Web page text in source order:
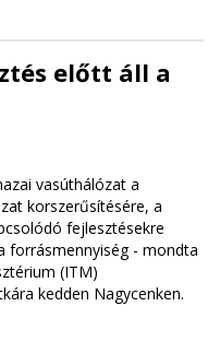
előtt áll a
vasúthálózat a
korszerűsítésére, a
fejlesztésekre
forrásmennyiség - mondta
(ITM)
kedden Nagycenken.